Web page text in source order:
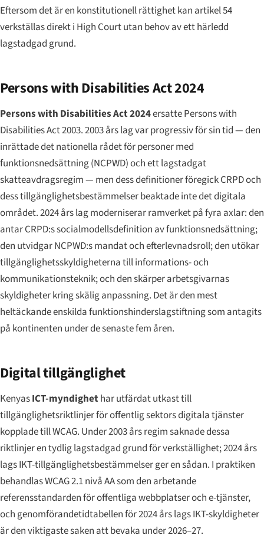
Eftersom det är en konstitutionell rättighet kan artikel 54
verkställas direkt i High Court utan behov av ett härledd
lagstadgad grund.
Persons with Disabilities Act 2024
Persons with Disabilities Act 2024ersatte Persons with
Disabilities Act 2003. 2003 års lag var progressiv för sin tid — den
inrättade det nationella rådet för personer med
funktionsnedsättning (NCPWD) och ett lagstadgat
skatteavdragsregim — men dess definitioner föregick CRPD och
dess tillgänglighetsbestämmelser beaktade inte det digitala
området. 2024 års lag moderniserar ramverket på fyra axlar: den
antar CRPD:s socialmodellsdefinition av funktionsnedsättning;
den utvidgar NCPWD:s mandat och efterlevnadsroll; den utökar
tillgänglighetsskyldigheterna till informations- och
kommunikationsteknik; och den skärper arbetsgivarnas
skyldigheter kring skälig anpassning. Det är den mest
heltäckande enskilda funktionshinderslagstiftning som antagits
på kontinenten under de senaste fem åren.
Digital tillgänglighet
KenyasICT-myndighethar utfärdat utkast till
tillgänglighetsriktlinjer för offentlig sektors digitala tjänster
kopplade till WCAG. Under 2003 års regim saknade dessa
riktlinjer en tydlig lagstadgad grund för verkställighet; 2024 års
lags IKT-tillgänglighetsbestämmelser ger en sådan. I praktiken
behandlas WCAG 2.1 nivå AA som den arbetande
referensstandarden för offentliga webbplatser och e-tjänster,
och genomförandetidtabellen för 2024 års lags IKT-skyldigheter
är den viktigaste saken att bevaka under 2026–27.